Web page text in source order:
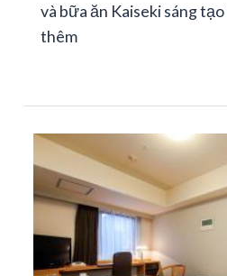
và bữa ăn Kaiseki sáng
thêm